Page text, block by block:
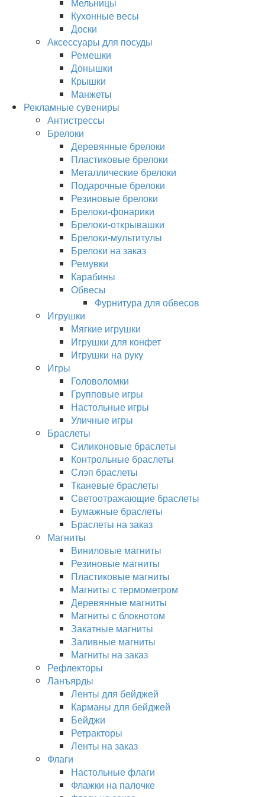
Кухонные весы
Доски
Аксессуары для посуды
Ремешки
Донышки
Крышки
Манжеты
Рекламные сувениры
Антистрессы
Брелоки
Деревянные брелоки
Пластиковые брелоки
Металлические брелоки
Подарочные брелоки
Резиновые брелоки
Брелоки-фонарики
Брелоки-открывашки
Брелоки-мультитулы
Брелоки на заказ
Ремувки
Карабины
Обвесы
Фурнитура для обвесов
Игрушки
Мягкие игрушки
Игрушки для конфет
Игрушки на руку
Игры
Головоломки
Групповые игры
Настольные игры
Уличные игры
Браслеты
Силиконовые браслеты
Контрольные браслеты
Слэп браслеты
Тканевые браслеты
Светоотражающие браслеты
Бумажные браслеты
Браслеты на заказ
Магниты
Виниловые магниты
Резиновые магниты
Пластиковые магниты
Магниты с термометром
Деревянные магниты
Магниты с блокнотом
Закатные магниты
Заливные магниты
Магниты на заказ
Рефлекторы
Ланъярды
Ленты для бейджей
Карманы для бейджей
Бейджи
Ретракторы
Ленты на заказ
Флаги
Настольные флаги
Флажки на палочке